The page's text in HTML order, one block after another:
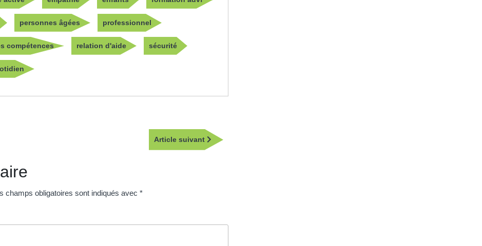
personnes âgées professionnel
compétences relation d'aide sécurité
Article suivant
Article
champs obligatoires sont indiqués avec *